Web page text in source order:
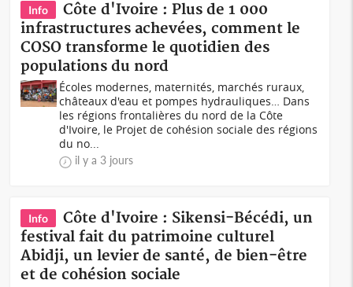
Info
Côte d'Ivoire : Plus de 1 000
infrastructures achevées, comment le
COSO transforme le quotidien des
populations du nord
Écoles modernes, maternités, marchés ruraux,
châteaux d'eau et pompes hydrauliques… Dans
les régions frontalières du nord de la Côte
d'Ivoire, le Projet de cohésion sociale des régions
du no...
il y a 3 jours
Info
Côte d'Ivoire : Sikensi-Bécédi, un
festival fait du patrimoine culturel
Abidji, un levier de santé, de bien-être
et de cohésion sociale